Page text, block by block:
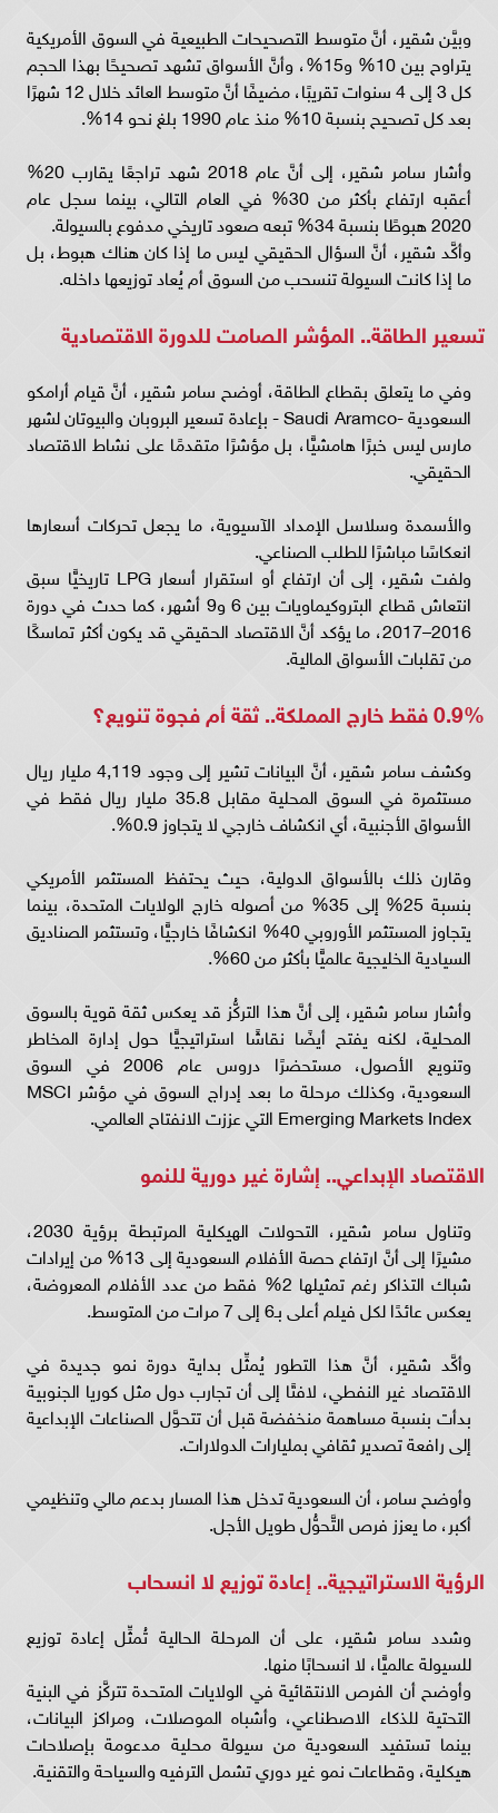
وبيَّن شقير، أنَّ متوسط التصحيحات الطبيعية في السوق الأمريكية
يتراوح بين 10% و15%، وأنَّ الأسواق تشهد تصحيحًا بهذا الحجم
كل 3 إلى 4 سنوات تقريبًا، مضيفًا أنَّ متوسط العائد خلال 12 شهرًا
بعد كل تصحيح بنسبة 10% منذ عام 1990 بلغ نحو 14%.
وأشار سامر شقير، إلى أنَّ عام 2018 شهد تراجعًا يقارب 20%
أعقبه ارتفاع بأكثر من 30% في العام التالي، بينما سجل عام
2020 هبوطًا بنسبة 34% تبعه صعود تاريخي مدفوع بالسيولة.
وأكَّد شقير، أنَّ السؤال الحقيقي ليس ما إذا كان هناك هبوط، بل
ما إذا كانت السيولة تنسحب من السوق أم يُعاد توزيعها داخله.
تسعير الطاقة.. المؤشر الصامت للدورة الاقتصادية
وفي ما يتعلق بقطاع الطاقة، أوضح سامر شقير، أنَّ قيام أرامكو
السعودية -Saudi Aramco - بإعادة تسعير البروبان والبيوتان لشهر
مارس ليس خبرًا هامشيًّا، بل مؤشرًا متقدمًا على نشاط الاقتصاد
الحقيقي.
والأسمدة وسلاسل الإمداد الآسيوية، ما يجعل تحركات أسعارها
انعكاسًا مباشرًا للطلب الصناعي.
ولفت شقير، إلى أن ارتفاع أو استقرار أسعار LPG تاريخيًّا سبق
انتعاش قطاع البتروكيماويات بين 6 و9 أشهر، كما حدث في دورة
2016–2017، ما يؤكد أنَّ الاقتصاد الحقيقي قد يكون أكثر تماسكًا
من تقلبات الأسواق المالية.
0.9% فقط خارج المملكة.. ثقة أم فجوة تنويع؟
وكشف سامر شقير، أنَّ البيانات تشير إلى وجود 4,119 مليار ريال
مستثمرة في السوق المحلية مقابل 35.8 مليار ريال فقط في
الأسواق الأجنبية، أي انكشاف خارجي لا يتجاوز 0.9%.
وقارن ذلك بالأسواق الدولية، حيث يحتفظ المستثمر الأمريكي
بنسبة 25% إلى 35% من أصوله خارج الولايات المتحدة، بينما
يتجاوز المستثمر الأوروبي 40% انكشافًا خارجيًّا، وتستثمر الصناديق
السيادية الخليجية عالميًّا بأكثر من 60%.
وأشار سامر شقير، إلى أنَّ هذا التركُّز قد يعكس ثقة قوية بالسوق
المحلية، لكنه يفتح أيضًا نقاشًا استراتيجيًّا حول إدارة المخاطر
وتنويع الأصول، مستحضرًا دروس عام 2006 في السوق
السعودية، وكذلك مرحلة ما بعد إدراج السوق في مؤشر MSCI
Emerging Markets Index التي عززت الانفتاح العالمي.
الاقتصاد الإبداعي.. إشارة غير دورية للنمو
وتناول سامر شقير، التحولات الهيكلية المرتبطة برؤية 2030،
مشيرًا إلى أنَّ ارتفاع حصة الأفلام السعودية إلى 13% من إيرادات
شباك التذاكر رغم تمثيلها 2% فقط من عدد الأفلام المعروضة،
يعكس عائدًا لكل فيلم أعلى بـ6 إلى 7 مرات من المتوسط.
وأكَّد شقير، أنَّ هذا التطور يُمثِّل بداية دورة نمو جديدة في
الاقتصاد غير النفطي، لافتًا إلى أن تجارب دول مثل كوريا الجنوبية
بدأت بنسبة مساهمة منخفضة قبل أن تتحوَّل الصناعات الإبداعية
إلى رافعة تصدير ثقافي بمليارات الدولارات.
وأوضح سامر، أن السعودية تدخل هذا المسار بدعم مالي وتنظيمي
أكبر، ما يعزز فرص التَّحوُّل طويل الأجل.
الرؤية الاستراتيجية.. إعادة توزيع لا انسحاب
وشدد سامر شقير، على أن المرحلة الحالية تُمثِّل إعادة توزيع
للسيولة عالميًّا، لا انسحابًا منها.
وأوضح أن الفرص الانتقائية في الولايات المتحدة تتركَّز في البنية
التحتية للذكاء الاصطناعي، وأشباه الموصلات، ومراكز البيانات،
بينما تستفيد السعودية من سيولة محلية مدعومة بإصلاحات
هيكلية، وقطاعات نمو غير دوري تشمل الترفيه والسياحة والتقنية.